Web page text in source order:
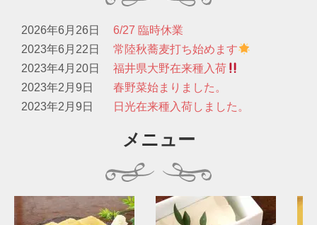
2026年6月26日
6/27 臨時休業
2023年6月22日
常陸秋蕎麦打ち始めます
2023年4月20日
福井県大野在来種入荷
2023年2月9日
春野菜始まりました。
2023年2月9日
日光在来種入荷しました。
メニュー